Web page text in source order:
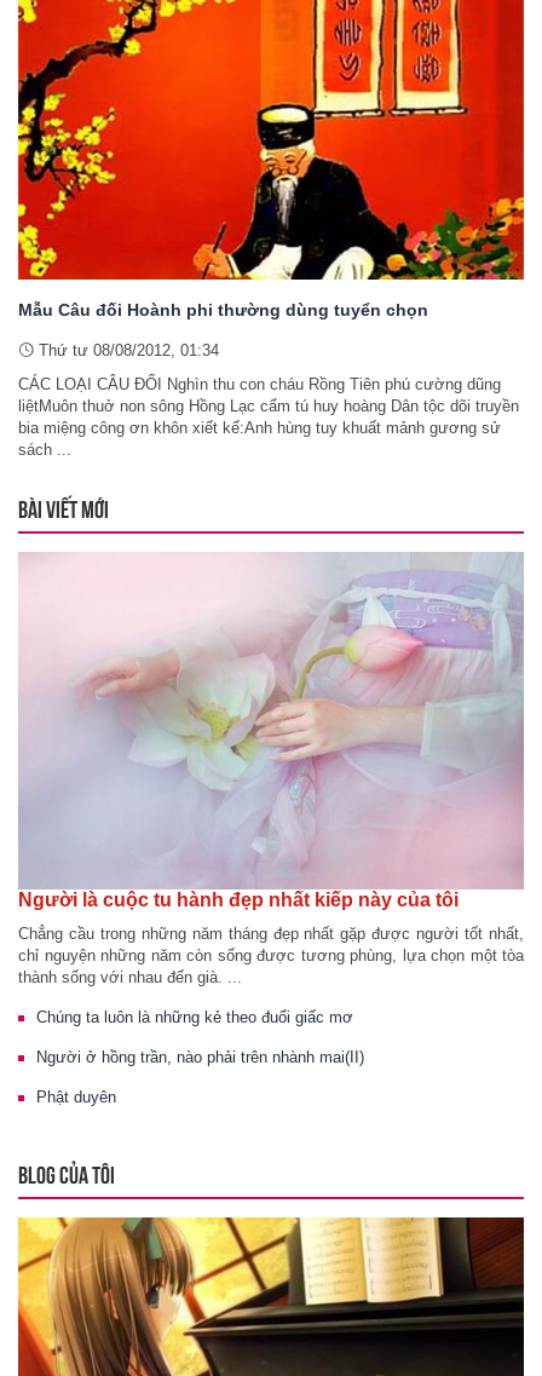
Mẫu Câu đối Hoành phi thường dùng tuyển chọn
Thứ tư 08/08/2012, 01:34
CÁC LOẠI CÂU ĐỐI Nghìn thu con cháu Rồng Tiên phú cường dũng
liệtMuôn thuở non sông Hồng Lạc cẩm tú huy hoàng Dân tộc dõi truyền
bia miệng công ơn khôn xiết kể:Anh hùng tuy khuất mảnh gương sử
sách ...
BÀI VIẾT MỚI
Người là cuộc tu hành đẹp nhất kiếp này của tôi
Chẳng cầu trong những năm tháng đẹp nhất gặp được người tốt nhất,
chỉ nguyện những năm còn sống được tương phùng, lựa chọn một tòa
thành sống với nhau đến già. ...
Chúng ta luôn là những kẻ theo đuổi giấc mơ
Người ở hồng trần, nào phải trên nhành mai(II)
Phật duyên
BLOG CỦA TÔI